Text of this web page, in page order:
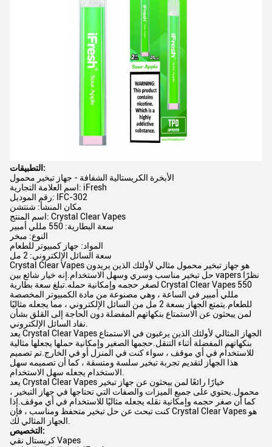
التطبيقات:
الأبخرة الكريستالية الشفافة - جهاز تبخير محمول
اسم العلامة التجارية: iFresh
رقم الموديل: IFC-302
مكان المنشأ: شنتشن
اسم المنتج: Crystal Clear Vapes
سعة البطارية: 550 مللي أمبير
النوع: مبخر
المواد: جهاز كمبيوتر للطعام
سعة السائل الإلكتروني: 2 مل
Crystal Clear Vapes هو جهاز تبخير محمول مثالي لأولئك الذين يريدون
حل تبخير مناسب وسري وسهل الاستخدام.إنه خيار شائع بين vapers نظرًا
لصغر حجمه وإمكانية حمله.تبلغ سعة بطارية Crystal Clear Vapes 550
مللي أمبير في الساعة ، وهي مصنوعة من مادة الكمبيوتر المخصصة
للطعام.يتمتع الجهاز بسعة 2 مل من السائل الإلكتروني ، مما يجعله مثاليًا
لمن يبحثون عن الاستمتاع بنكهاتهم المفضلة دون الحاجة إلى القلق بشأن
نفاد السائل الإلكتروني.
يعد Crystal Clear Vapes الجهاز المثالي لأولئك الذين يرغبون في الاستمتاع
بنكهاتهم المفضلة أثناء التنقل.حجمها الصغير وإمكانية حملها يجعلها مثالية
للاستخدام في أي موقف ، سواء كنت في المنزل أو في الخارج.تم تصميم
هذا الجهاز لتقديم تجربة تبخير سلسة ومتسقة ، كما أن تصميمه سهل
الاستخدام يجعله سهل الاستخدام.
يعد Crystal Clear Vapes خيارًا رائعًا لمن يبحثون عن جهاز تبخير
محمول.يحتوي على جميع الميزات والصفات التي تحتاجها في جهاز التبخير ،
كما أن صغر حجمه وإمكانية نقله يجعله مثاليًا للاستخدام في أي موقف.إذا
كنت تبحث عن حل تبخير متحفظ ومناسب ، فإن Crystal Clear Vapes هو
الجهاز المثالي لك.
التخصيص:
كريستال نقي Vapes